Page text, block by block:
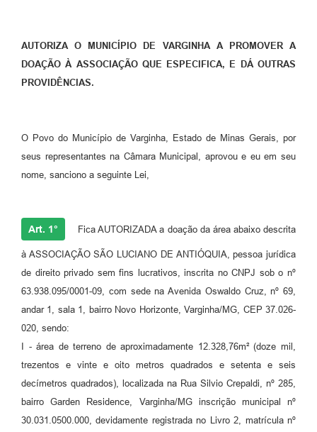
AUTORIZA O MUNICÍPIO DE VARGINHA A PROMOVER A
DOAÇÃO À ASSOCIAÇÃO QUE ESPECIFICA, E DÁ OUTRAS
PROVIDÊNCIAS.
O Povo do Município de Varginha, Estado de Minas Gerais, por
seus representantes na Câmara Municipal, aprovou e eu em seu
nome, sanciono a seguinte Lei,
Art. 1° Fica AUTORIZADA a doação da área abaixo descrita
à ASSOCIAÇÃO SÃO LUCIANO DE ANTIÓQUIA, pessoa jurídica
de direito privado sem fins lucrativos, inscrita no CNPJ sob o nº
63.938.095/0001-09, com sede na Avenida Oswaldo Cruz, nº 69,
andar 1, sala 1, bairro Novo Horizonte, Varginha/MG, CEP 37.026-
020, sendo:
I - área de terreno de aproximadamente 12.328,76m² (doze mil,
trezentos e vinte e oito metros quadrados e setenta e seis
decímetros quadrados), localizada na Rua Silvio Crepaldi, nº 285,
bairro Garden Residence, Varginha/MG inscrição municipal nº
30.031.0500.000, devidamente registrada no Livro 2, matrícula nº